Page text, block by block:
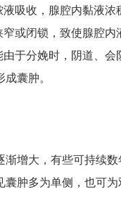
吸收，腺腔内黏液浓
或闭锁，致使腺腔内
于分娩时，阴道、
囊肿。
增大，有些可持续
肿多为单侧，也可为